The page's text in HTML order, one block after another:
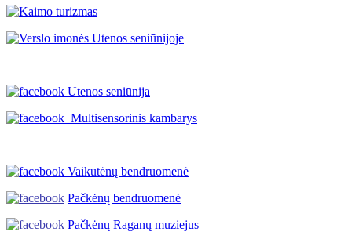
Utenos seniūnija
Multisensorinis kambarys
Vaikutėnų bendruomenė
Pačkėnų bendruomenė
Pačkėnų Raganų muziejus